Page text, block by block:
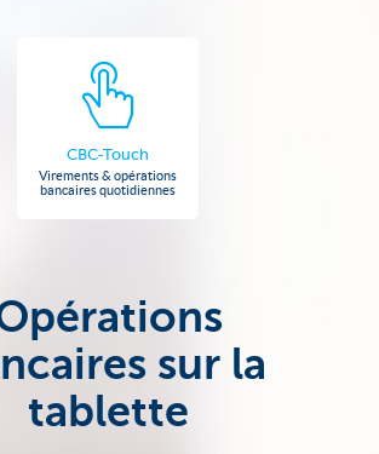
CBC-Touch
Virements & opérations
bancaires quotidiennes
sur la
tablette